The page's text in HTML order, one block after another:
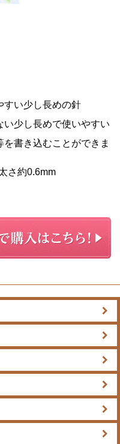
すい少し長めの針
少し長めで使いやすい
書き込むことができま
さ約0.6mm